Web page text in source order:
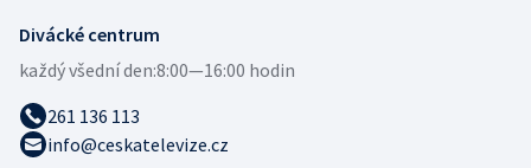
Divácké centrum
každý všední den:8:00—16:00 hodin
261 136 113
info@ceskatelevize.cz